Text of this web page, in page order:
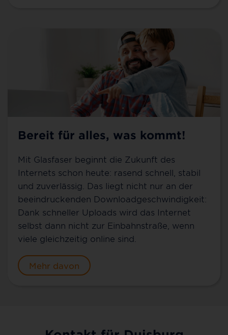
Bereit für alles, was kommt!
Mit Glasfaser beginnt die Zukunft des
Internets schon heute: rasend schnell, stabil
und zuverlässig. Das liegt nicht nur an der
beeindruckenden Downloadgeschwindigkeit:
Dank schneller Uploads wird das Internet
selbst dann nicht zur Einbahnstraße, wenn
viele gleichzeitig online sind.
Mehr davon